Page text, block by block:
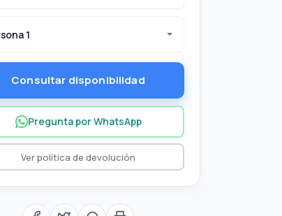
1
Consultar disponibilidad
Pregunta por WhatsApp
Ver política de devolución